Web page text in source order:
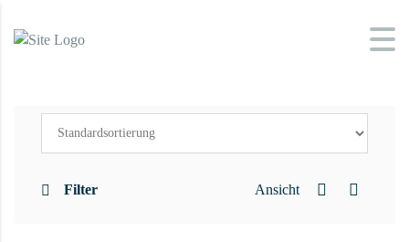
Filter Ansicht